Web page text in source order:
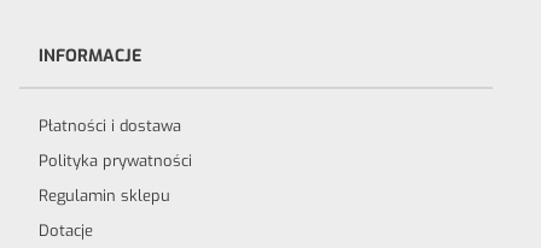
INFORMACJE
Płatności i dostawa
Polityka prywatności
Regulamin sklepu
Dotacje